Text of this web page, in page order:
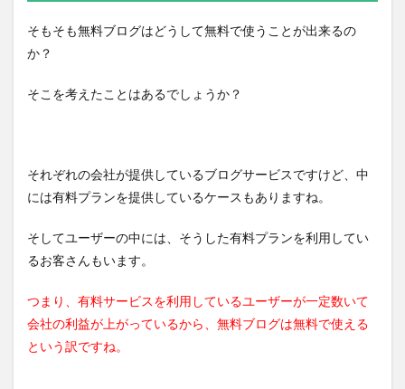
そもそも無料ブログはどうして無料で使うことが出来るの
か？
そこを考えたことはあるでしょうか？
それぞれの会社が提供しているブログサービスですけど、中
には有料プランを提供しているケースもありますね。
そしてユーザーの中には、そうした有料プランを利用してい
るお客さんもいます。
つまり、有料サービスを利用しているユーザーが一定数いて
会社の利益が上がっているから、無料ブログは無料で使える
という訳ですね。